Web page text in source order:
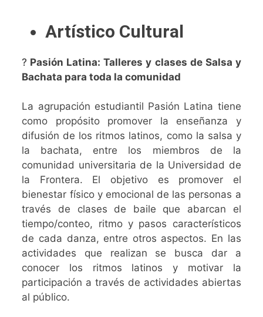
Artístico Cultural
? Pasión Latina: Talleres y clases de Salsa y
Bachata para toda la comunidad
La agrupación estudiantil Pasión Latina tiene
como propósito promover la enseñanza y
difusión de los ritmos latinos, como la salsa y
la bachata, entre los miembros de la
comunidad universitaria de la Universidad de
la Frontera. El objetivo es promover el
bienestar físico y emocional de las personas a
través de clases de baile que abarcan el
tiempo/conteo, ritmo y pasos característicos
de cada danza, entre otros aspectos. En las
actividades que realizan se busca dar a
conocer los ritmos latinos y motivar la
participación a través de actividades abiertas
al público.